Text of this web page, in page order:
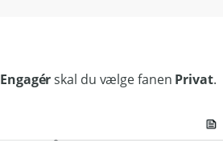
Engagérskal du vælge fanen Privat.